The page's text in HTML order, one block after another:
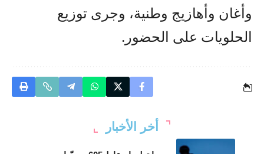
وأغان وأهازيج وطنية، وجرى توزيع
الحلويات على الحضور.
أخر الأخبار